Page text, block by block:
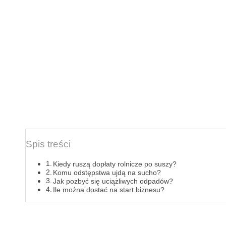
Spis treści
Kiedy ruszą dopłaty rolnicze po suszy?
Komu odstępstwa ujdą na sucho?
Jak pozbyć się uciążliwych odpadów?
Ile można dostać na start biznesu?